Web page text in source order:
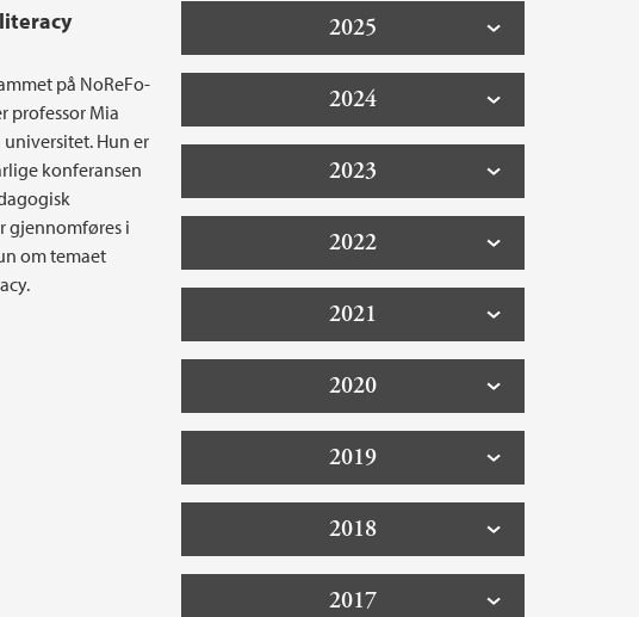
på NoReFo-
professor Mia
Hun er
konferansen
gjennomføres i
om temaet
2025
2024
2023
2022
2021
2020
2019
2018
2017